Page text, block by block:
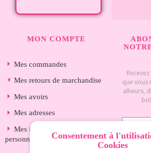
MON COMPTE
Mes commandes
Mes retours de marchandise
Mes avoirs
Mes adresses
Mes informations
personnelles
que vous
allieurs,
Consentement à
Cookies